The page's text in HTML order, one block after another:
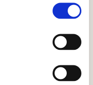
TE SE...